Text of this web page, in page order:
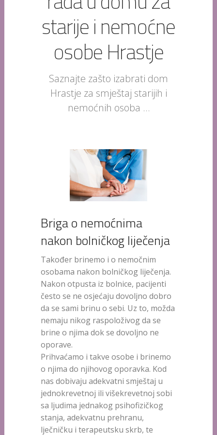
starije i nemoćne
osobe Hrastje
Saznajte zašto izabrati dom
Hrastje za smještaj starijih i
nemoćnih osoba …
Briga o nemoćnima
nakon bolničkog liječenja
Također brinemo i o nemočnim
osobama nakon bolničkog liječenja.
Nakon otpusta iz bolnice, pacijenti
često se ne osjećaju dovoljno dobro
da se sami brinu o sebi. Uz to, možda
nemaju nikog raspoloživog da se
brine o njima dok se dovoljno ne
oporave.
Prihvaćamo i takve osobe i brinemo
o njima do njihovog oporavka. Kod
nas dobivaju adekvatni smještaj u
jednokrevetnoj ili višekrevetnoj sobi
sa ljudima jednakog psihofizičkog
stanja, adekvatnu prehranu,
lječničku i terapeutsku skrb, te